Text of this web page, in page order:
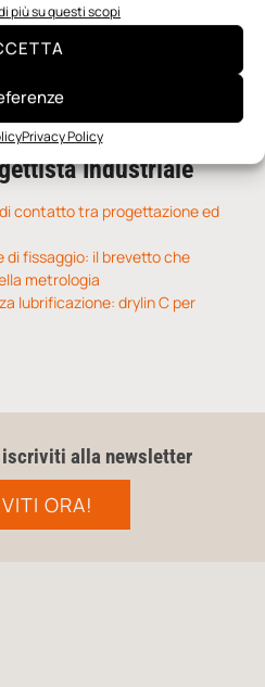
più su questi scopi
Privacy Policy
potenziali sensori per i
passa da una pinza all’altra
Industriale
contatto tra progettazione ed
di fissaggio: il brevetto che
metrologia
lubrificazione: drylin C per
iscriviti alla newsletter
ORA!